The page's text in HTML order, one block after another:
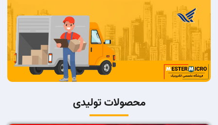
محصولات تولیدی